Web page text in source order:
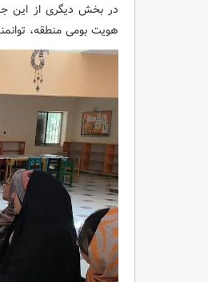
در بخش دیگری از این
هویت بومی منطقه،